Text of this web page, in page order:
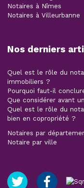
Notaires à Nîmes
Notaires à Villeurbanne
Nos derniers
Quel est le rôle du
immobiliers ?
Pourquoi faut-il
Que considérer avant
Quel est le rôle du
bien en copropriété ?
Notaires par
Notaire par ville